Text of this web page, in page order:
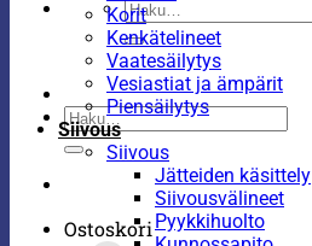
Etsi:
Etsi:
Ostoskori
Korit
Kenkätelineet
Vaatesäilytys
Vesiastiat ja ämpärit
Piensäilytys
Siivous
Siivous
Jätteiden käsittely
Siivousvälineet
Pyykkihuolto